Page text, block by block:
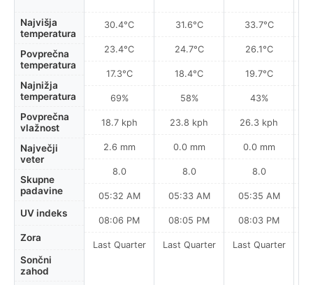
Najvišja
temperatura
Povprečna
temperatura
Najnižja
temperatura
Povprečna
vlažnost
Največji
veter
Skupne
padavine
UV indeks
Zora
Sončni
zahod
30.4°C
23.4°C
17.3°C
69%
18.7 kph
2.6 mm
8.0
05:32 AM
08:06 PM
Last Quarter
31.6°C
24.7°C
18.4°C
58%
23.8 kph
0.0 mm
8.0
05:33 AM
08:05 PM
Last Quarter
33.7°C
26.1°C
19.7°C
43%
26.3 kph
0.0 mm
8.0
05:35 AM
08:03 PM
Last Quarter